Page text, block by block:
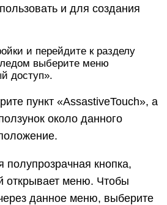
и для создания
и перейдите к разделу
выберите меню
доступ».
пункт «AssastiveTouch», а
около данного
полупрозрачная кнопка,
открывает меню. Чтобы
данное меню, выберите